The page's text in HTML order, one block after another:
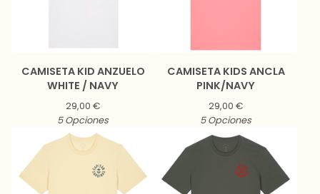
CAMISETA KID ANZUELO
WHITE / NAVY
29,00 €
5 Opciones
CAMISETA KIDS ANCLA
PINK/NAVY
29,00 €
5 Opciones